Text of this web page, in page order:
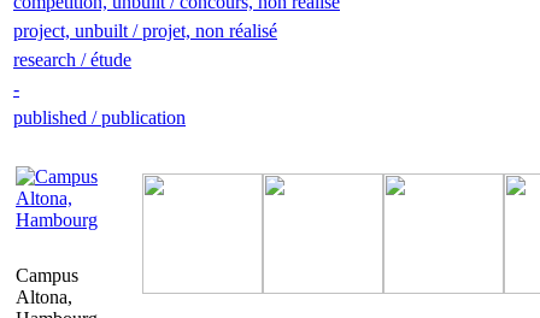
project, unbuilt / projet, non réalisé
research / étude
-
published / publication
Campus
Altona,